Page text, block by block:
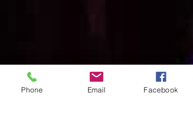
Phone Email Facebook